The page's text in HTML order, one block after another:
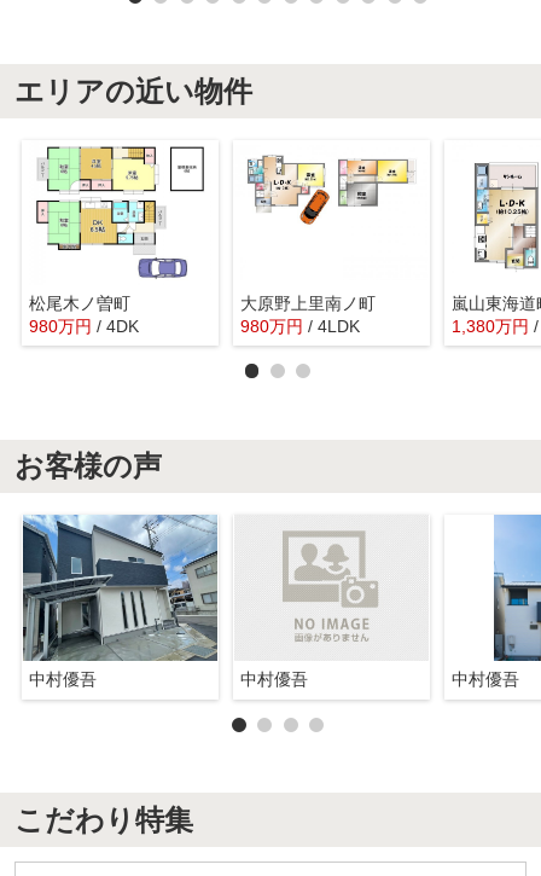
エリアの近い物件
松尾木ノ曽町
980万円 / 4DK
大原野上里南ノ町
980万円 / 4LDK
嵐山東海道
1,380万円
お客様の声
中村優吾 中村優吾 中村優吾
こだわり特集